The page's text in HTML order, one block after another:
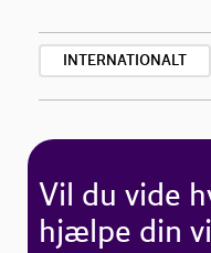
INTERNATIONALT
Vil du vide
hjælpe din